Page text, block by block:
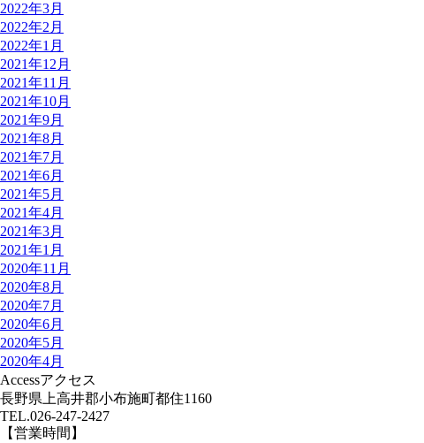
2022年3月
2022年2月
2022年1月
2021年12月
2021年11月
2021年10月
2021年9月
2021年8月
2021年7月
2021年6月
2021年5月
2021年4月
2021年3月
2021年1月
2020年11月
2020年8月
2020年7月
2020年6月
2020年5月
2020年4月
Accessアクセス
長野県上高井郡小布施町都住1160
TEL.026-247-2427
【営業時間】